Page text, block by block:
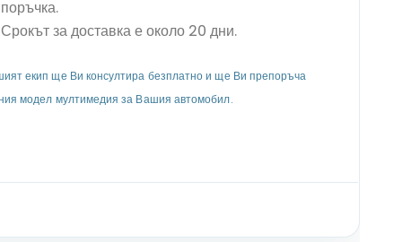
поръчка.
Срокът за доставка е около 20 дни.
екип ще Ви консултира безплатно и ще Ви препоръча
модел мултимедия за Вашия автомобил.